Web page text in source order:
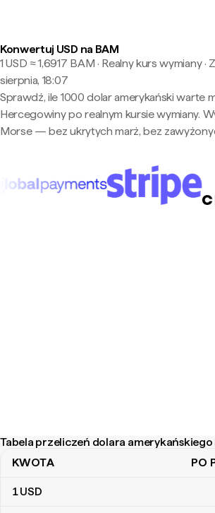
Konwertuj USD na BAM
1 USD ≈ 1,6917 BAM · Realny kurs wymiany·
sierpnia, 18:07
Sprawdź, ile 1000 dolar amerykański warte
Hercegowiny po realnym kursie wymiany.
Morse — bez ukrytych marż, bez
Tabela przeliczeń dolara
Tabela przeliczeń dolara amerykańskiego
KWOTA PO
1USD